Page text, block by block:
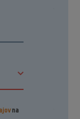
na